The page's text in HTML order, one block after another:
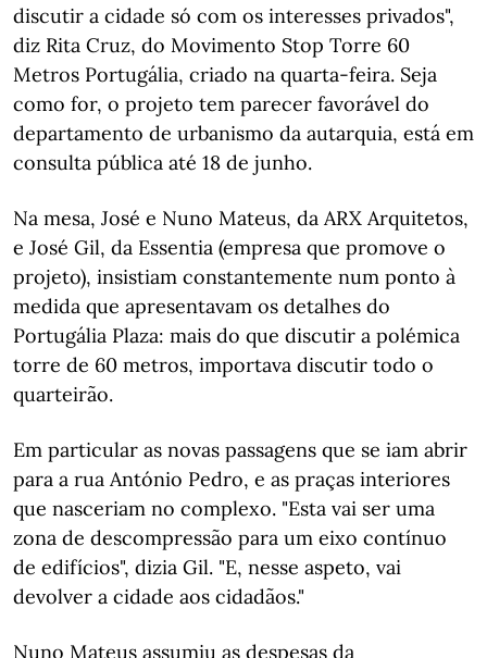
discutir a cidade só com os interesses privados",
diz Rita Cruz, do Movimento Stop Torre 60
Metros Portugália, criado na quarta-feira. Seja
como for, o projeto tem parecer favorável do
departamento de urbanismo da autarquia, está em
consulta pública até 18 de junho.
Na mesa, José e Nuno Mateus, da ARX Arquitetos,
e José Gil, da Essentia (empresa que promove o
projeto), insistiam constantemente num ponto à
medida que apresentavam os detalhes do
Portugália Plaza: mais do que discutir a polémica
torre de 60 metros, importava discutir todo o
quarteirão.
Em particular as novas passagens que se iam abrir
para a rua António Pedro, e as praças interiores
que nasceriam no complexo. "Esta vai ser uma
zona de descompressão para um eixo contínuo
de edifícios", dizia Gil. "E, nesse aspeto, vai
devolver a cidade aos cidadãos."
Nuno Mateus assumiu as despesas da